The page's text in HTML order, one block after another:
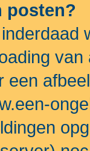
posten?
een